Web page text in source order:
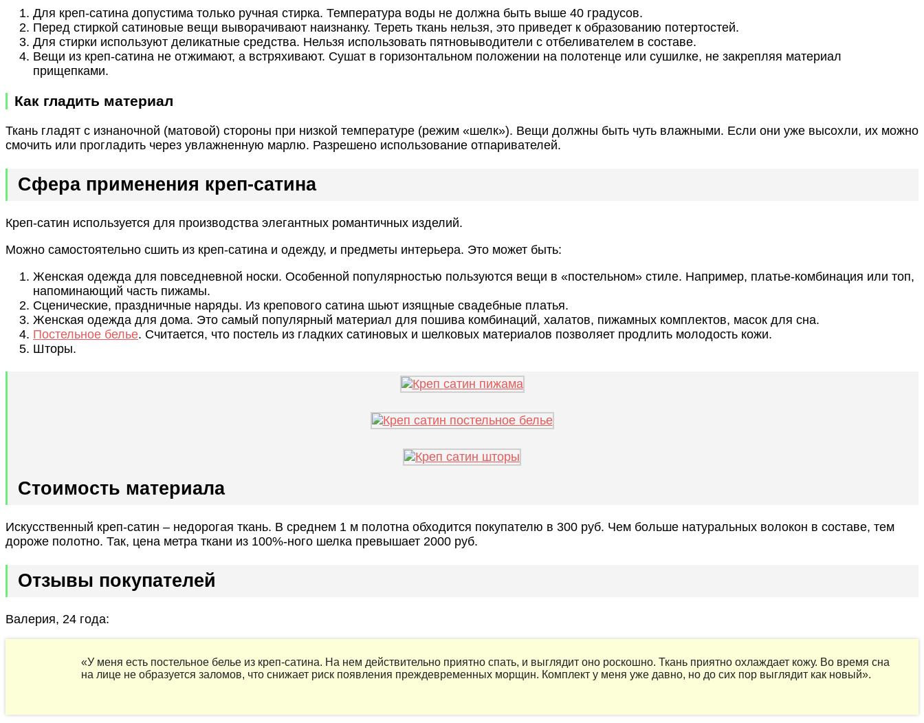
Для креп-сатина допустима только ручная стирка. Температура воды не должна быть выше 40 градусов.
Перед стиркой сатиновые вещи выворачивают наизнанку. Тереть ткань нельзя, это приведет к образованию потертостей.
Для стирки используют деликатные средства. Нельзя использовать пятновыводители с отбеливателем в составе.
Вещи из креп-сатина не отжимают, а встряхивают. Сушат в горизонтальном положении на полотенце или сушилке, не закрепляя материал
прищепками.
Как гладить материал
Ткань гладят с изнаночной (матовой) стороны при низкой температуре (режим «шелк»). Вещи должны быть чуть влажными. Если они уже высохли, их можно
смочить или прогладить через увлажненную марлю. Разрешено использование отпаривателей.
Сфера применения креп-сатина
Креп-сатин используется для производства элегантных романтичных изделий.
Можно самостоятельно сшить из креп-сатина и одежду, и предметы интерьера. Это может быть:
Женская одежда для повседневной носки. Особенной популярностью пользуются вещи в «постельном» стиле. Например, платье-комбинация или топ,
напоминающий часть пижамы.
Сценические, праздничные наряды. Из крепового сатина шьют изящные свадебные платья.
Женская одежда для дома. Это самый популярный материал для пошива комбинаций, халатов, пижамных комплектов, масок для сна.
Постельное белье. Считается, что постель из гладких сатиновых и шелковых материалов позволяет продлить молодость кожи.
Шторы.
Стоимость материала
Искусственный креп-сатин – недорогая ткань. В среднем 1 м полотна обходится покупателю в 300 руб. Чем больше натуральных волокон в составе, тем
дороже полотно. Так, цена метра ткани из 100%-ного шелка превышает 2000 руб.
Отзывы покупателей
Валерия, 24 года:
«У меня есть постельное белье из креп-сатина. На нем действительно приятно спать, и выглядит оно роскошно. Ткань приятно охлаждает кожу. Во время сна
на лице не образуется заломов, что снижает риск появления преждевременных морщин. Комплект у меня уже давно, но до сих пор выглядит как новый».